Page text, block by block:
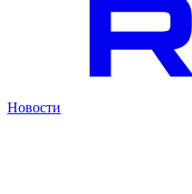
Новости